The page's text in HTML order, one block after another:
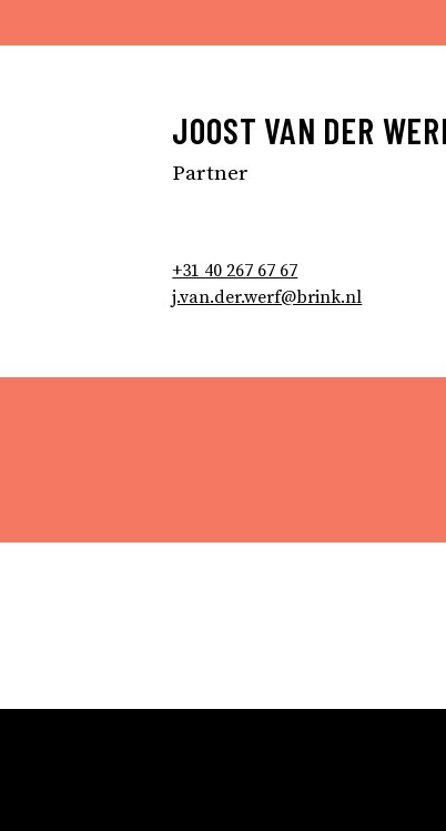
JOOST VAN DER
Partner
+31 40 267 67 67
j.van.der.werf@brink.nl